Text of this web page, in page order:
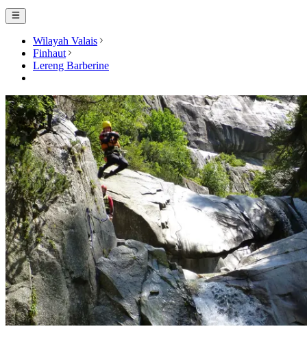
Wilayah Valais
Finhaut
Lereng Barberine